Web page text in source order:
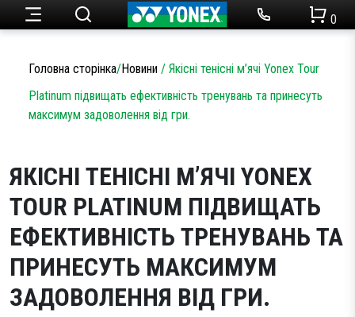
Теніс
Ракетки для тенісу
Струни для тенісу
Сумки для ракеток
М’ячі для тенісу
Намотки
Набори для бадмінтону
Ракетки для бадмінтону
Кросівки для бадмінтону
Струни для бадмінтону
Сумки для ракеток
Аксесуари
Чоловічий одяг
Аксесуари
Новини
Огляди товарів
Партнерство
0
Головна сторінка/Новини / Якісні тенісні м’ячі Yonex Tour
Platinum підвищать ефективність тренувань та принесуть
максимум задоволення від гри.
ЯКІСНІ ТЕНІСНІ М’ЯЧІ YONEX
TOUR PLATINUM ПІДВИЩАТЬ
ЕФЕКТИВНІСТЬ ТРЕНУВАНЬ ТА
ПРИНЕСУТЬ МАКСИМУМ
ЗАДОВОЛЕННЯ ВІД ГРИ.